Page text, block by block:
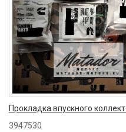
Прокладка впускного
3947530